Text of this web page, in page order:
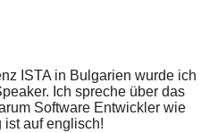
ISTA in Bulgarien wurde ich
Ich spreche über das
Software Entwickler wie
ist auf englisch!